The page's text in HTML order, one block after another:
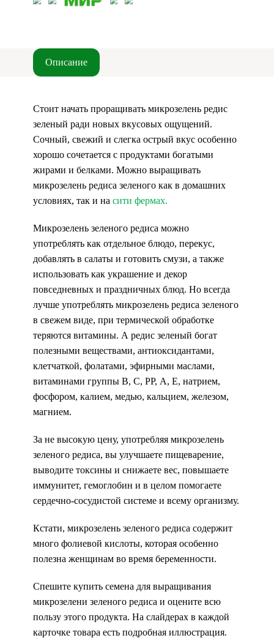
Описание
Стоит начать проращивать микрозелень редис
зеленый ради новых вкусовых ощущений.
Сочный, свежий и слегка острый вкус особенно
хорошо сочетается с продуктами богатыми
жирами и белками. Можно выращивать
микрозелень редиса зеленого как в домашних
условиях, так и на сити фермах.
Микрозелень зеленого редиса можно
употреблять как отдельное блюдо, перекус,
добавлять в салаты и готовить смузи, а также
использовать как украшение и декор
повседневных и праздничных блюд. Но всегда
лучше употреблять микрозелень редиса зеленого
в свежем виде, при термической обработке
теряются витамины. А редис зеленый богат
полезными веществами, антиоксидантами,
клетчаткой, фолатами, эфирными маслами,
витаминами группы В, С, РР, А, Е, натрием,
фосфором, калием, медью, кальцием, железом,
магнием.
За не высокую цену, употребляя микрозелень
зеленого редиса, вы улучшаете пищеварение,
выводите токсины и снижаете вес, повышаете
иммунитет, гемоглобин и в целом помогаете
сердечно-сосудистой системе и всему организму.
Кстати, микрозелень зеленого редиса содержит
много фолиевой кислоты, которая особенно
полезна женщинам во время беременности.
Спешите купить семена для выращивания
микрозелени зеленого редиса и оцените всю
пользу этого продукта. На слайдерах в каждой
карточке товара есть подробная иллюстрация.